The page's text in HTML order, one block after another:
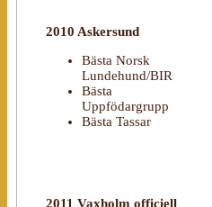
2010 Askersund
Bästa Norsk
Lundehund/BIR
Bästa
Uppfödargrupp
Bästa Tassar
2011 Vaxholm officiell